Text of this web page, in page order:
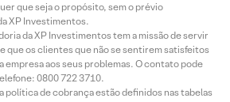
que seja o propósito, sem o prévio
XP Investimentos.
da XP Investimentos tem a missão de servir
que os clientes que não se sentirem satisfeitos
empresa aos seus problemas. O contato pode
0800 722 3710.
política de cobrança estão definidos nas tabelas